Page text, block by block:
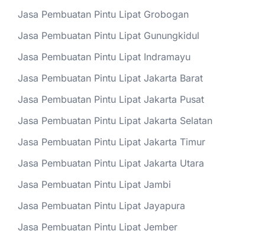
Jasa Pembuatan Pintu Lipat Grobogan
Jasa Pembuatan Pintu Lipat Gunungkidul
Jasa Pembuatan Pintu Lipat Indramayu
Jasa Pembuatan Pintu Lipat Jakarta Barat
Jasa Pembuatan Pintu Lipat Jakarta Pusat
Jasa Pembuatan Pintu Lipat Jakarta Selatan
Jasa Pembuatan Pintu Lipat Jakarta Timur
Jasa Pembuatan Pintu Lipat Jakarta Utara
Jasa Pembuatan Pintu Lipat Jambi
Jasa Pembuatan Pintu Lipat Jayapura
Jasa Pembuatan Pintu Lipat Jember